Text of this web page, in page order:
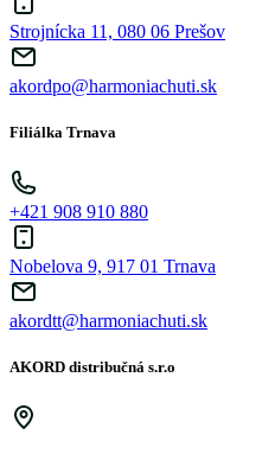
Strojnícka 11, 080 06 Prešov
akordpo@harmoniachuti.sk
Filiálka Trnava
+421 908 910 880
Nobelova 9, 917 01 Trnava
akordtt@harmoniachuti.sk
AKORD distribučná s.r.o